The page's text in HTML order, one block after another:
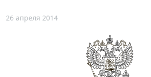
26 апреля 2014